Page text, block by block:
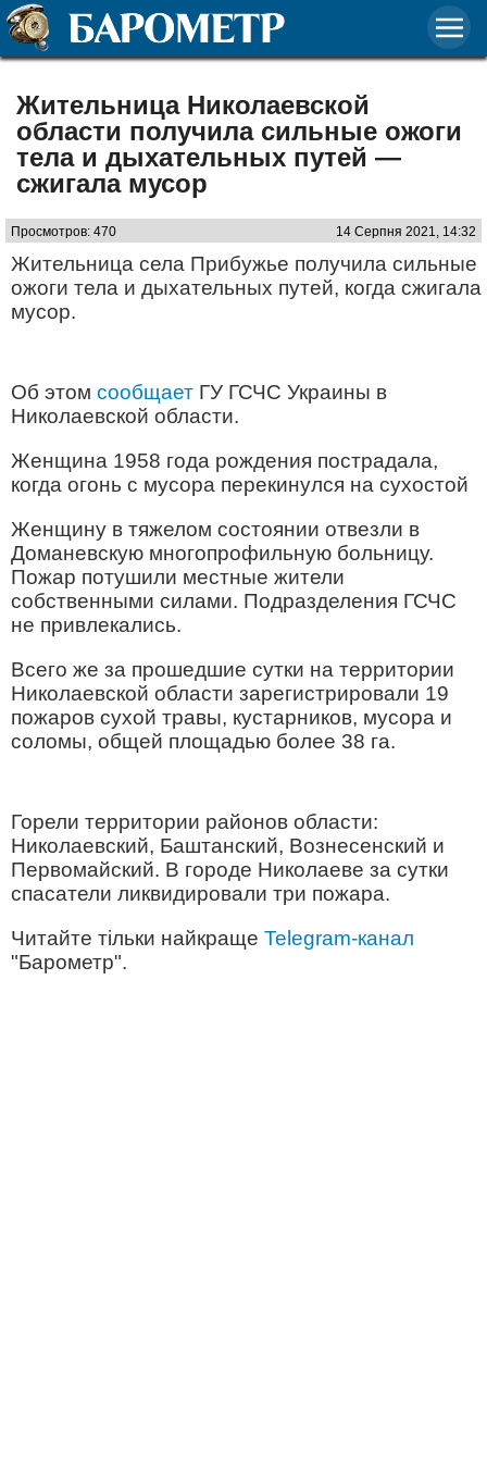
Жительница Николаевской
области получила сильные ожоги
тела и дыхательных путей —
сжигала мусор
Просмотров: 470 14 Серпня 2021, 14:32
Жительница села Прибужье получила сильные
ожоги тела и дыхательных путей, когда сжигала
мусор.
Об этом сообщает ГУ ГСЧС Украины в
Николаевской области.
Женщина 1958 года рождения пострадала,
когда огонь с мусора перекинулся на сухостой
Женщину в тяжелом состоянии отвезли в
Доманевскую многопрофильную больницу.
Пожар потушили местные жители
собственными силами. Подразделения ГСЧС
не привлекались.
Всего же за прошедшие сутки на территории
Николаевской области зарегистрировали 19
пожаров сухой травы, кустарников, мусора и
соломы, общей площадью более 38 га.
Горели территории районов области:
Николаевский, Баштанский, Вознесенский и
Первомайский. В городе Николаеве за сутки
спасатели ликвидировали три пожара.
Читайте тільки найкраще Telegram-канал
"Барометр".